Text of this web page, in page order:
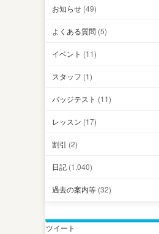
お知らせ (49)
よくある質問 (5)
イベント (11)
スタッフ (1)
バッジテスト (11)
レッスン (17)
割引 (2)
日記 (1,040)
過去の案内等 (32)
ツイート